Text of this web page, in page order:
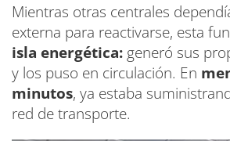
Mientras otras centrales
externa para reactivarse, esta
isla energética: generó sus
y los puso en circulación. En
minutos, ya estaba
red de transporte.